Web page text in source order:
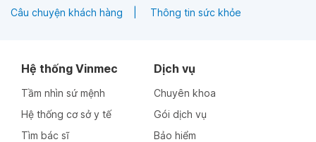
Câu chuyện khách hàng Thông tin sức khỏe
Hệ thống Vinmec
Tầm nhìn sứ mệnh
Hệ thống cơ sở y tế
Tìm bác sĩ
Dịch vụ
Chuyên khoa
Gói dịch vụ
Bảo hiểm